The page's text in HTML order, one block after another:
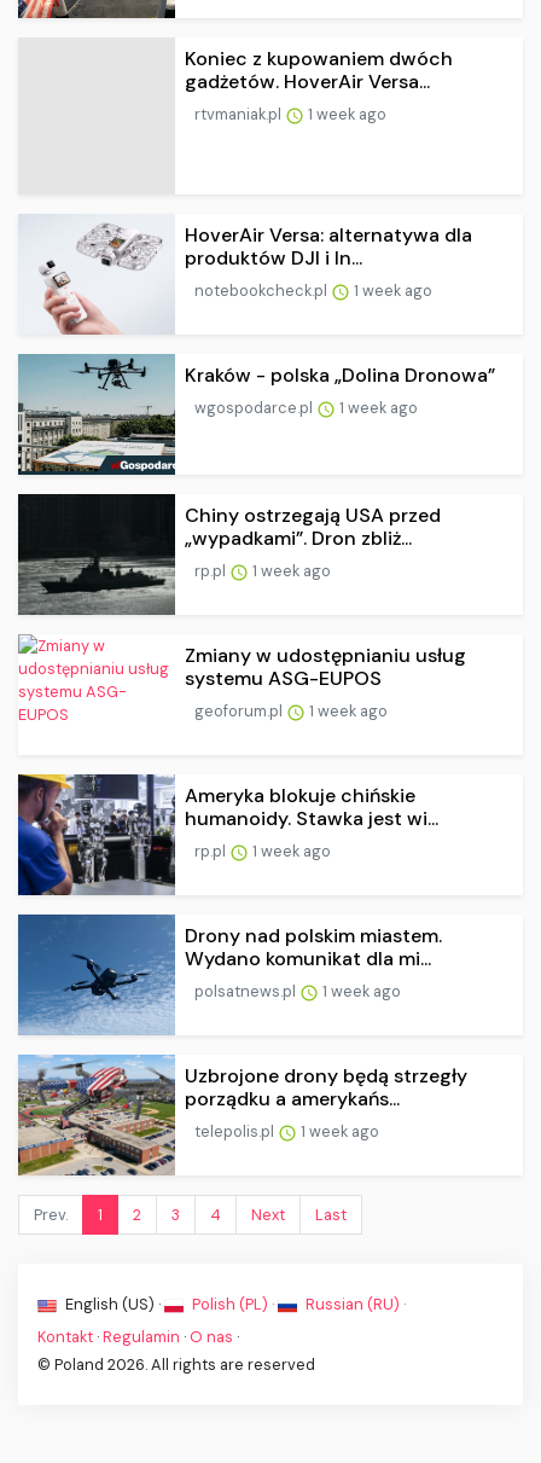
Koniec z kupowaniem dwóch
gadżetów. HoverAir Versa...
rtvmaniak.pl 1 week ago
HoverAir Versa: alternatywa dla
produktów DJI i In...
notebookcheck.pl 1 week ago
Kraków - polska „Dolina Dronowa”
wgospodarce.pl 1 week ago
Chiny ostrzegają USA przed
„wypadkami”. Dron zbliż...
rp.pl 1 week ago
Zmiany w udostępnianiu usług
systemu ASG-EUPOS
geoforum.pl 1 week ago
Ameryka blokuje chińskie
humanoidy. Stawka jest wi...
rp.pl 1 week ago
Drony nad polskim miastem.
Wydano komunikat dla mi...
polsatnews.pl 1 week ago
Uzbrojone drony będą strzegły
porządku a amerykańs...
telepolis.pl 1 week ago
Prev. 1 2 3 4 Next Last
English (US) · Polish (PL) ·
Russian (RU) ·
Kontakt ·Regulamin · O nas ·
© Poland 2026. All rights are reserved